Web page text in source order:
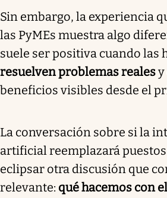
Sin embargo, la experiencia
las PyMEs muestra algo
suele ser positiva cuando las
resuelven problemas realesy
beneficios visibles desde el
La conversación sobre si la
artificial reemplazará
eclipsar otra discusión que
relevante: qué hacemos con